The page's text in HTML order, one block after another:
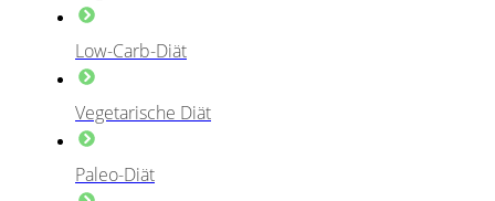
Low-Carb-Diät
Vegetarische Diät
Paleo-Diät